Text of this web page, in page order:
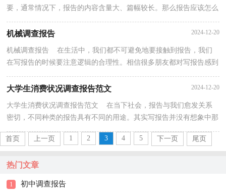
要，通常情况下，报告的内容含量大、篇幅较长。那么报告应该怎么
机械调查报告 2024-12-20
机械调查报告 在生活中，我们都不可避免地要接触到报告，我们
在写报告的时候要注意逻辑的合理性。相信很多朋友都对写报告感到
非常苦恼吧，以下是小编为大家收集的机械调查报告...
大学生消费状况调查报告范文 2024-12-20
大学生消费状况调查报告范文 在当下社会，报告与我们愈发关系
密切，不同种类的报告具有不同的用途。其实写报告并没有想象中那
首页
上一页 1 2 3 4 5 下一页 尾页
热门文章
1 初中调查报告